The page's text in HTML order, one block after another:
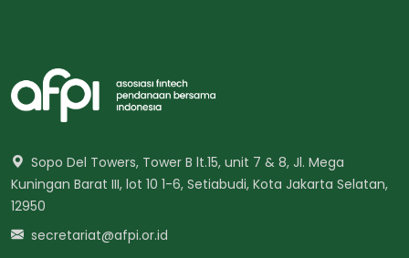
Sopo Del Towers, Tower B lt.15, unit 7 & 8, Jl. Mega
Kuningan Barat III, lot 10 1-6, Setiabudi, Kota Jakarta Selatan,
12950
secretariat@afpi.or.id